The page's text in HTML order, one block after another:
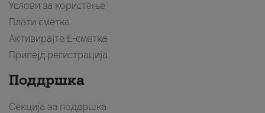
Услови за користење
Плати сметка
Активирајте Е-сметка
Припејд регистрација
Поддршка
Секција за поддршка